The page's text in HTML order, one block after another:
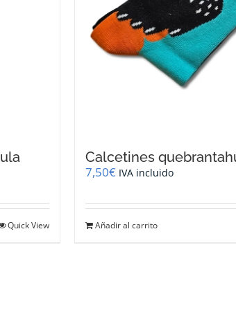
Quick View
Calcetines
7,50€ IVA incluido
Añadir al carrito